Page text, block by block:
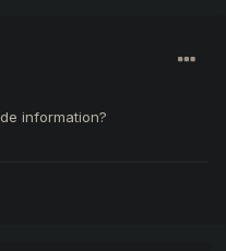
information?